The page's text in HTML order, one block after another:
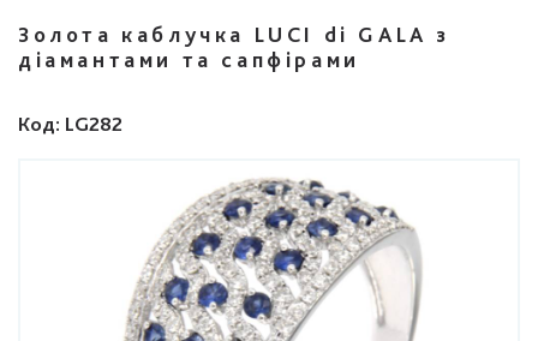
Золота каблучка LUCI di GALA з
діамантами та сапфірами
Код: LG282